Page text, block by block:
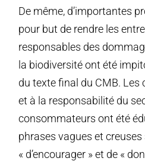
De même, d’importantes
pour but de rendre les
responsables des
la biodiversité ont été
du texte final du CMB. Les
et à la responsabilité du
consommateurs ont été
phrases vagues et
« d’encourager » et de «